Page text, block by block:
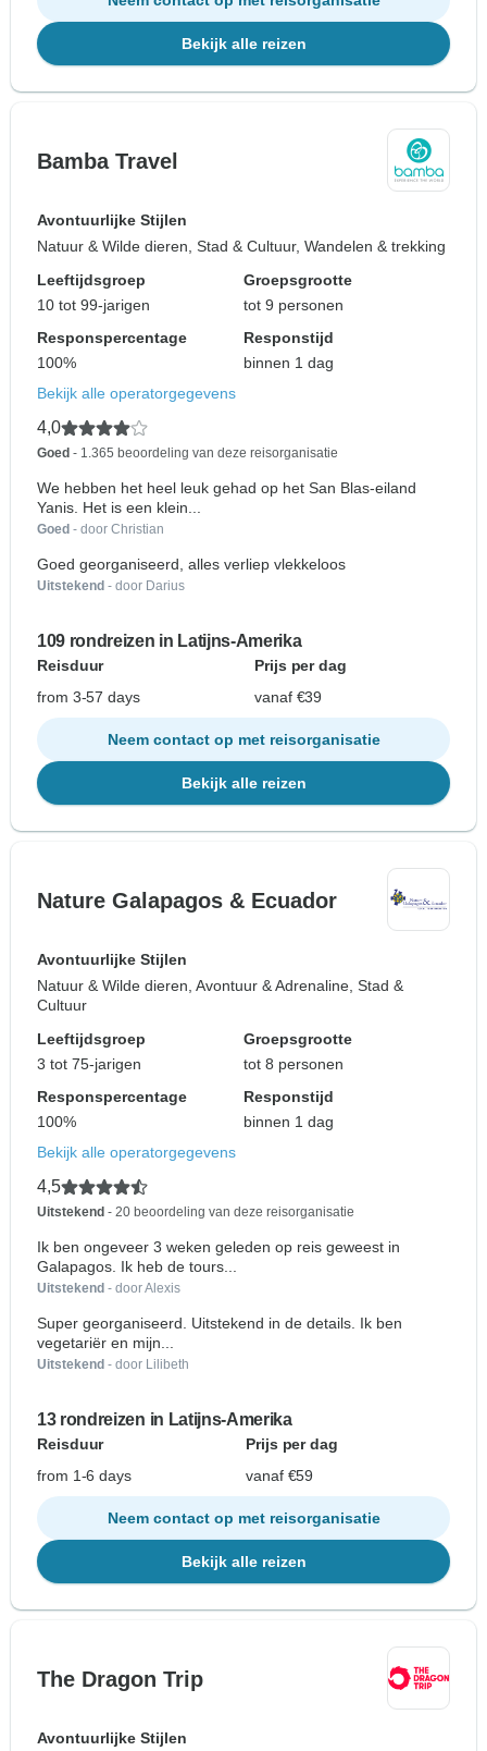
Bekijk alle reizen
Bamba Travel
Avontuurlijke Stijlen
Natuur & Wilde dieren, Stad & Cultuur, Wandelen & trekking
Leeftijdsgroep
10 tot 99-jarigen
Groepsgrootte
tot 9 personen
Responspercentage
100%
Responstijd
binnen 1 dag
Bekijk alle operatorgegevens
4,0
Goed - 1.365 beoordeling van deze reisorganisatie
We hebben het heel leuk gehad op het San Blas-eiland
Yanis. Het is een klein...
Goed - door Christian
Goed georganiseerd, alles verliep vlekkeloos
Uitstekend - door Darius
109 rondreizen in Latijns-Amerika
Reisduur
Prijs per dag
from 3-57 days
vanaf €39
Neem contact op met reisorganisatie
Bekijk alle reizen
Nature Galapagos & Ecuador
Avontuurlijke Stijlen
Natuur & Wilde dieren, Avontuur & Adrenaline, Stad &
Cultuur
Leeftijdsgroep
3 tot 75-jarigen
Groepsgrootte
tot 8 personen
Responspercentage
100%
Responstijd
binnen 1 dag
Bekijk alle operatorgegevens
4,5
Uitstekend - 20 beoordeling van deze reisorganisatie
Ik ben ongeveer 3 weken geleden op reis geweest in
Galapagos. Ik heb de tours...
Uitstekend - door Alexis
Super georganiseerd. Uitstekend in de details. Ik ben
vegetariër en mijn...
Uitstekend - door Lilibeth
13 rondreizen in Latijns-Amerika
Reisduur
Prijs per dag
from 1-6 days
vanaf €59
Neem contact op met reisorganisatie
Bekijk alle reizen
The Dragon Trip
Avontuurlijke Stijlen